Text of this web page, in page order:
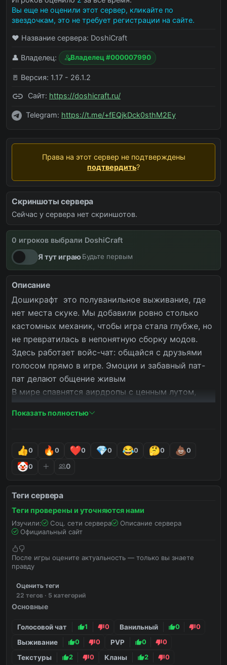
Вы еще не оценили этот сервер, кликайте по
звездочкам, это не требует регистрации на сайте.
❤️ Название сервера: DoshiCraft
👤 Владелец: Владелец #000007990
🚪 Версия: 1.17 - 26.1.2
Сайт: https://doshicraft.ru/
Telegram: https://t.me/+fEQjkDck0sthM2Ey
Права на этот сервер не подтверждены
подтвердить?
Скриншоты сервера
Сейчас у сервера нет скриншотов.
0 игроков выбрали DoshiCraft
Я тут играюБудьте первым
вайпы новости снова онлайн
Описание
Дошикрафт  это полуванильное выживание, где
нет места скуке. Мы добавили ровно столько
кастомных механик, чтобы игра стала глубже, но
не превратилась в непонятную сборку модов.
Здесь работает войс-чат: общайся с друзьями
голосом прямо в игре. Эмоции и забавный пат-
пат делают общение живым
В мире спавнятся аирдропы с ценным лутом,
экономика.
полёт и даже годмод. Но даже с этим у нас
весело и честно.
Заваривай дошик, залетай на Дошикрафт и
Ждём! 🍜
Показать полностью
0 0 0 0 0 0 0
0 0
Теги сервера
Теги проверены и уточняются нами
Изучили: Соц. сети сервера
Описание сервера
Официальный сайт
После игры оцените актуальность — только вы знаете
правду
Оценить теги
22 тегов · 5 категорий
Основные
Голосовой чат 1 0 Ванильный 0 0
Выживание 0 0 PVP 0 0
Текстуры 2 0 Кланы 2 0